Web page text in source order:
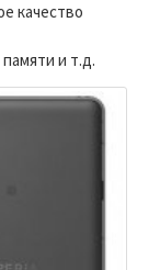
качество
и т.д.